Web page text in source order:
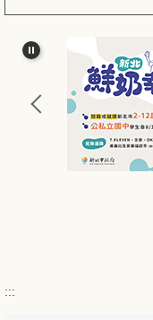
認識長安
長安行政團隊
新北公務作業
長安校務工作
:::